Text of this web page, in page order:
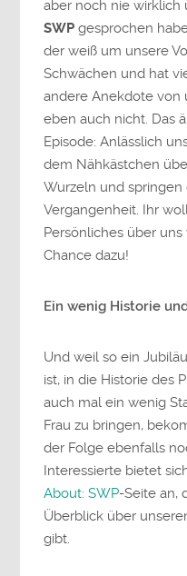
aber noch nie wirklich
SWP gesprochen
der weiß um unsere
Schwächen und hat
andere Anekdote von
eben auch nicht. Das
Episode: Anlässlich
dem Nähkästchen
Wurzeln und
Vergangenheit. Ihr
Persönliches über
Chance dazu!
Ein wenig Historie
Und weil so ein
ist, in die Historie des
auch mal ein wenig
Frau zu bringen,
der Folge ebenfalls
Interessierte bietet
About: SWP-Seite an,
Überblick über
gibt.